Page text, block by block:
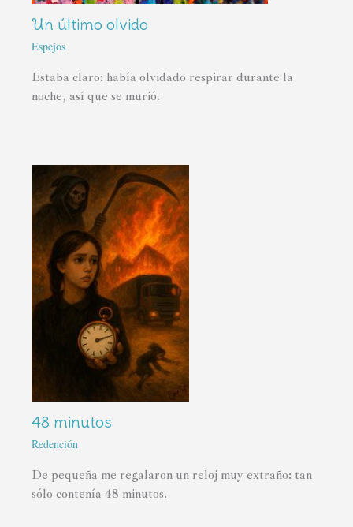
Un último olvido
Espejos
Estaba claro: había olvidado respirar durante la
noche, así que se murió.
48 minutos
Redención
De pequeña me regalaron un reloj muy extraño: tan
sólo contenía 48 minutos.